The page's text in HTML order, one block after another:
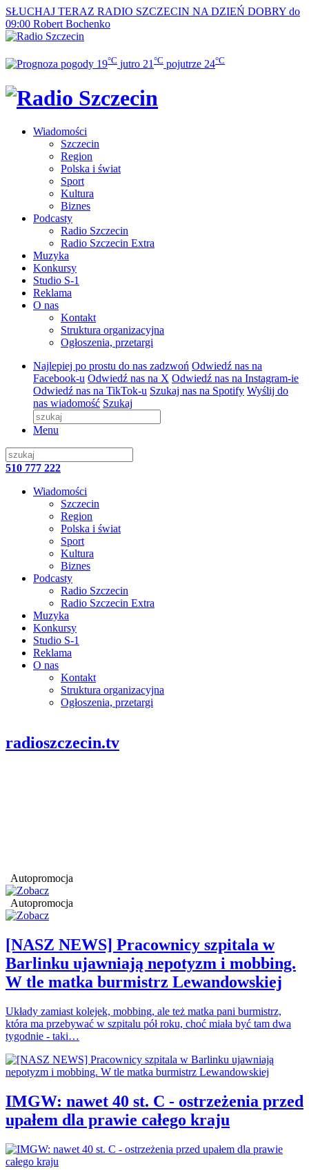
SŁUCHAJ TERAZ RADIO SZCZECIN NA DZIEŃ DOBRY do
09:00 Robert Bochenko
19°C jutro 21 °C pojutrze 24°C
Wiadomości
Szczecin
Region
Polska i świat
Sport
Kultura
Biznes
Podcasty
Radio Szczecin
Radio Szczecin Extra
Muzyka
Konkursy
Studio S-1
Reklama
O nas
Kontakt
Struktura organizacyjna
Ogłoszenia, przetargi
Najlepiej po prostu do nas zadzwoń Odwiedź nas na
Facebook-u Odwiedź nas na X Odwiedź nas na Instagram-ie
Odwiedź nas na TikTok-u Szukaj nas na Spotify Wyślij do
nas wiadomość Szukaj
Menu
510 777 222
Wiadomości
Szczecin
Region
Polska i świat
Sport
Kultura
Biznes
Podcasty
Radio Szczecin
Radio Szczecin Extra
Muzyka
Konkursy
Studio S-1
Reklama
O nas
Kontakt
Struktura organizacyjna
Ogłoszenia, przetargi
radioszczecin.tv
Autopromocja
Autopromocja
[NASZ NEWS] Pracownicy szpitala w
Barlinku ujawniają nepotyzm i mobbing.
W tle matka burmistrz Lewandowskiej
Układy zamiast kolejek, mobbing, ale też matka pani burmistrz,
która ma przebywać w szpitalu pół roku, choć miała być tam dwa
tygodnie - taki…
IMGW: nawet 40 st. C - ostrzeżenia przed
upałem dla prawie całego kraju